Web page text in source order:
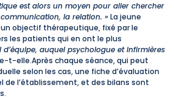
est alors un moyen pour aller chercher
communication, la relation. »La jeune
objectif thérapeutique, fixé par le
les patients qui en ont le plus
d’équipe, auquel psychologue et infirmières
t-elle.Après chaque séance, qui peut
selon les cas, une fiche d’évaluation
de l’établissement, et des bilans sont